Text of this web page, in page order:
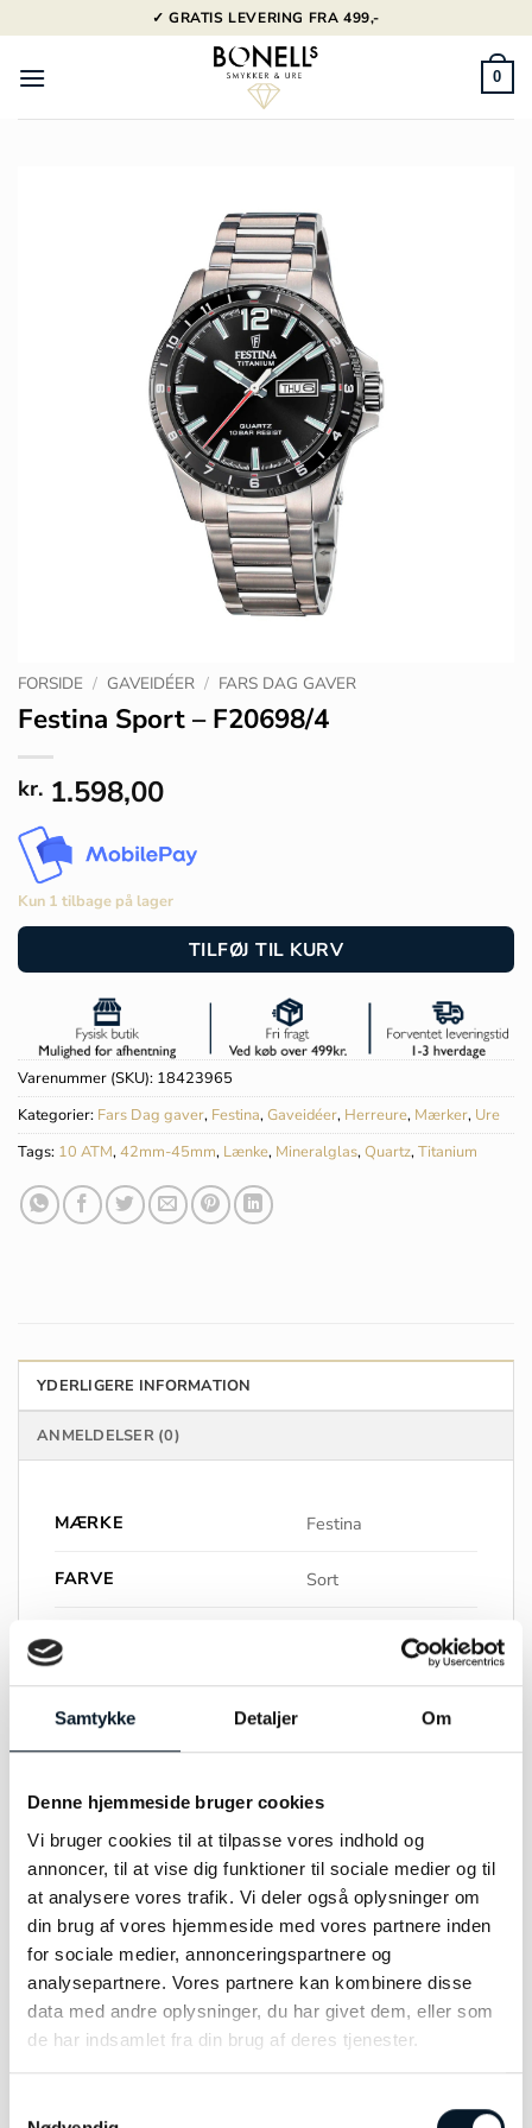
Samtykke Detaljer Om
Denne hjemmeside bruger cookies
Vi bruger cookies til at tilpasse vores indhold og
annoncer, til at vise dig funktioner til sociale medier og til
at analysere vores trafik. Vi deler også oplysninger om
din brug af vores hjemmeside med vores partnere inden
for sociale medier, annonceringspartnere og
analysepartnere. Vores partnere kan kombinere disse
data med andre oplysninger, du har givet dem, eller som
de har indsamlet fra din brug af deres tjenester.
til
indhold
✓ GRATIS LEVERING FRA 499,-
0
FORSIDE / GAVEIDÉER / FARS DAG GAVER
Festina Sport – F20698/4
kr. 1.598,00
Kun 1 tilbage på lager
TILFØJ TIL KURV
Varenummer (SKU): 18423965
Kategorier: Fars Dag gaver, Festina,Gaveidéer, Herreure, Mærker, Ure
Tags: 10 ATM,42mm-45mm, Lænke, Mineralglas,Quartz,Titanium
YDERLIGERE INFORMATION
ANMELDELSER (0)
MÆRKE Festina
FARVE Sort
STØRRELSE
MATERIALE TITANIUM
GLAS Mineral
ANDET INFO 10 ATM
RELATEREDE VARER